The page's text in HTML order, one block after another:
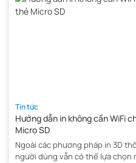
Tin tức
Hướng dẫn in không cần WiFi
Micro SD
Ngoài các phương pháp in 3D
người dùng vẫn có thể lựa chọn